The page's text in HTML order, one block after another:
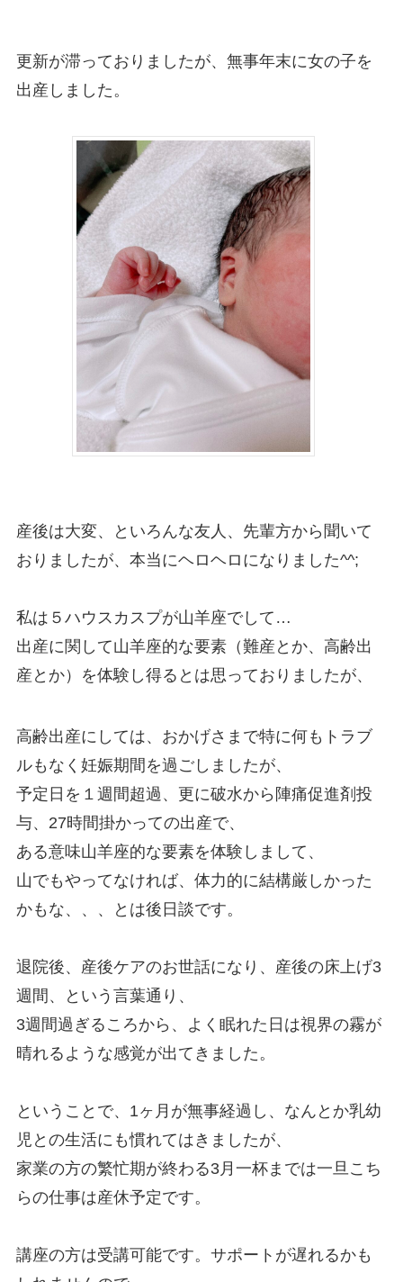
更新が滞っておりましたが、無事年末に女の子を
出産しました。
産後は大変、といろんな友人、先輩方から聞いて
おりましたが、本当にヘロヘロになりました^^;
私は５ハウスカスプが山羊座でして…
出産に関して山羊座的な要素（難産とか、高齢出
産とか）を体験し得るとは思っておりましたが、
高齢出産にしては、おかげさまで特に何もトラブ
ルもなく妊娠期間を過ごしましたが、
予定日を１週間超過、更に破水から陣痛促進剤投
与、27時間掛かっての出産で、
ある意味山羊座的な要素を体験しまして、
山でもやってなければ、体力的に結構厳しかった
かもな、、、とは後日談です。
退院後、産後ケアのお世話になり、産後の床上げ3
週間、という言葉通り、
3週間過ぎるころから、よく眠れた日は視界の霧が
晴れるような感覚が出てきました。
ということで、1ヶ月が無事経過し、なんとか乳幼
児との生活にも慣れてはきましたが、
家業の方の繁忙期が終わる3月一杯までは一旦こち
らの仕事は産休予定です。
講座の方は受講可能です。サポートが遅れるかも